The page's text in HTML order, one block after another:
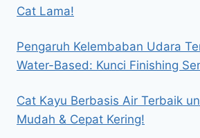
Cat Lama!
Pengaruh Kelembaban Udara
Water-Based: Kunci Finishing
Cat Kayu Berbasis Air Terbaik
Mudah & Cepat Kering!